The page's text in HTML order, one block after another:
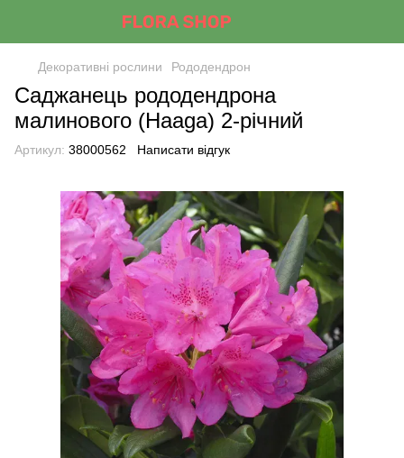
Декоративні рослини Рододендрон
Саджанець рододендрона
малинового (Haaga) 2-річний
Артикул: 38000562 Написати відгук